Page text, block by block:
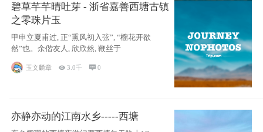
碧草芊芊晴吐芽 - 浙省嘉善西塘古镇
之零珠片玉
甲申立夏甫过, 正“熏风初入弦”, “榴花开欲
然”也。余偕友人, 欣欣然, 鞭丝于
玉文麟章  3.0千 0
亦静亦动的江南水乡-----西塘